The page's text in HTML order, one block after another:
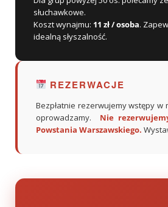
słuchawkowe.
Koszt wynajmu: 11 zł / osoba.
idealną słyszalność.
REZERWACJE
Bezpłatnie rezerwujemy wstępy w
oprowadzamy. Nie
Powstania Warszawskiego.